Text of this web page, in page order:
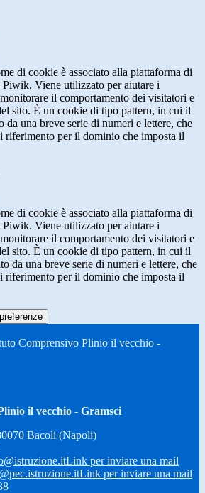
di cookie è associato alla piattaforma di
Piwik. Viene utilizzato per aiutare i
il comportamento dei visitatori e
sito. È un cookie di tipo pattern, in cui il
da una breve serie di numeri e lettere, che
riferimento per il dominio che imposta il
di cookie è associato alla piattaforma di
Piwik. Viene utilizzato per aiutare i
il comportamento dei visitatori e
sito. È un cookie di tipo pattern, in cui il
da una breve serie di numeri e lettere, che
riferimento per il dominio che imposta il
Comprensivo Plinio il vecchio -
il vecchio - Gramsci
Bacoli (Napoli)
Link per inviare una mail
Link per inviare una mail